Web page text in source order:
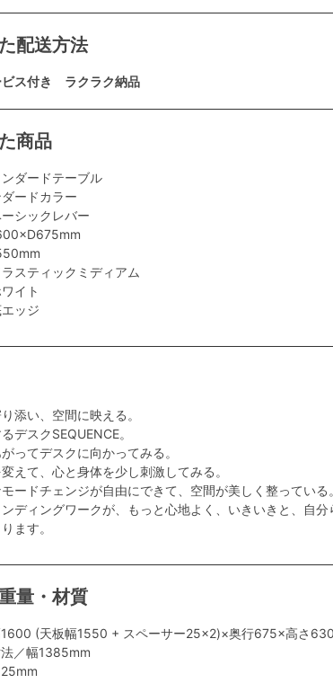
配送方法
ビス付き ラクラク納品
商品
ダードテーブル
ードカラー
シックレバー
スティックミディアム
イト
ッジ
添い、空間に映える。
デスクSEQUENCE。
ってデスクに向かってみる。
えて、心と身体を少し刺激してみる。
ードチェンジが自由にできて、空間が美しく整っている。
ディングワークが、もっと心地よく、いきいきと、自分
ます。
量・材質
(天板幅1550 + スペーサー25×2)×奥行675×高さ
／幅1385mm